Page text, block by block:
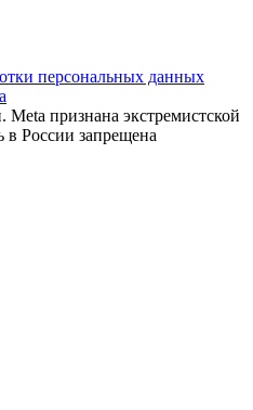
персональных данных
признана экстремистской
в России запрещена